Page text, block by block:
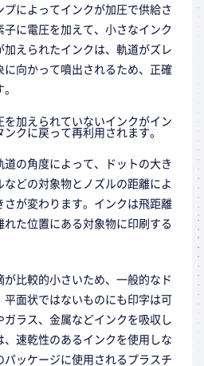
によってインクが加圧で供給さ
に電圧を加えて、小さなインク
えられたインクは、軌道がズレ
向かって噴出されるため、正確
加えられていないインクがイン
クに戻って再利用されます。
の角度によって、ドットの大き
どの対象物とノズルの距離によ
が変わります。インクは飛距離
た位置にある対象物に印刷する
比較的小さいため、一般的なド
面状ではないものにも印字は可
ラス、金属などインクを吸収し
速乾性のあるインクを使用しな
ッケージに使用されるプラスチ